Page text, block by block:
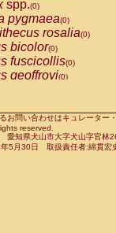
agilis
hybrid
anubis(0)
cynocephalus
hamadryas(0)
spp.(0)
pygmaea(0)
rosalia(0)
bicolor(0)
fuscicollis(0)
geoffroyi(0)
leucopus(0)
midas(0)
mystax(0)
お問い合わせはキュレータ
reserved.
愛知県犬山市大字犬山字官
5月30日 取扱責任者:綿貫宏